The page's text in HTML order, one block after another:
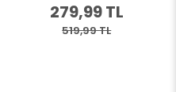
279,99 TL
519,99 TL